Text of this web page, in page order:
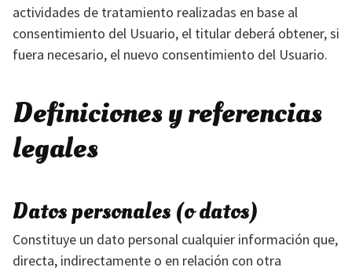
actividades de tratamiento realizadas en base al
consentimiento del Usuario, el titular deberá obtener, si
fuera necesario, el nuevo consentimiento del Usuario.
Definiciones y referencias
legales
Datos personales (o datos)
Constituye un dato personal cualquier información que,
directa, indirectamente o en relación con otra